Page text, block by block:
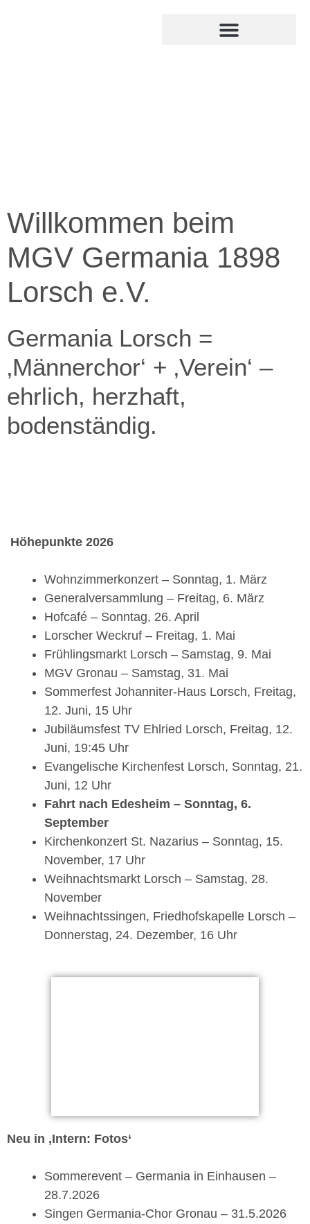
Willkommen beim
MGV Germania 1898
Lorsch e.V.
Germania Lorsch =
‚Männerchor‘ + ‚Verein‘ –
ehrlich, herzhaft,
bodenständig.
Höhepunkte 2026
Wohnzimmerkonzert – Sonntag, 1. März
Generalversammlung – Freitag, 6. März
Hofcafé – Sonntag, 26. April
Lorscher Weckruf – Freitag, 1. Mai
Frühlingsmarkt Lorsch – Samstag, 9. Mai
MGV Gronau – Samstag, 31. Mai
Sommerfest Johanniter-Haus Lorsch, Freitag,
12. Juni, 15 Uhr
Jubiläumsfest TV Ehlried Lorsch, Freitag, 12.
Juni, 19:45 Uhr
Evangelische Kirchenfest Lorsch, Sonntag, 21.
Juni, 12 Uhr
Fahrt nach Edesheim – Sonntag, 6.
September
Kirchenkonzert St. Nazarius – Sonntag, 15.
November, 17 Uhr
Weihnachtsmarkt Lorsch – Samstag, 28.
November
Weihnachtssingen, Friedhofskapelle Lorsch –
Donnerstag, 24. Dezember, 16 Uhr
Neu in ‚Intern: Fotos‘
Sommerevent – Germania in Einhausen –
28.7.2026
Singen Germania-Chor Gronau – 31.5.2026